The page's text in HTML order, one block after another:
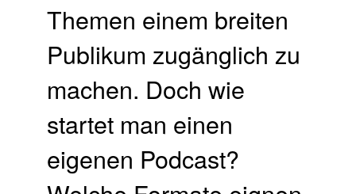
Themen einem breiten
Publikum zugänglich zu
machen. Doch wie
startet man einen
eigenen Podcast?